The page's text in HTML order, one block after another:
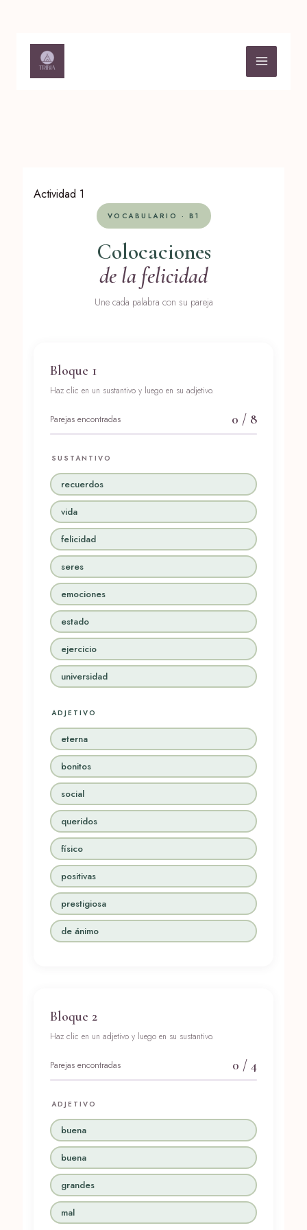
contenido
Actividad 1
VOCABULARIO · B1
Colocaciones
de la felicidad
Une cada palabra con su pareja
Bloque 1
Haz clic en un sustantivo y luego en su adjetivo.
Parejas encontradas 0 / 8
SUSTANTIVO
recuerdos
vida
felicidad
seres
emociones
estado
ejercicio
universidad
ADJETIVO
eterna
bonitos
social
queridos
físico
positivas
prestigiosa
de ánimo
Bloque 2
Haz clic en un adjetivo y luego en su sustantivo.
Parejas encontradas 0 / 4
ADJETIVO
buena
buena
grandes
mal